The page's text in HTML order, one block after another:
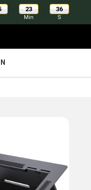
: 23
Min
: 35
S